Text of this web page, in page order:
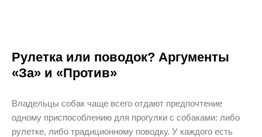
Рулетка или поводок? Аргументы
«За» и «Против»
Владельцы собак чаще всего отдают предпочтение
одному приспособлению для прогулки с собаками: либо
рулетке, либо традиционному поводку. У каждого есть